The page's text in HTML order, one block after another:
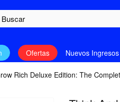
Ofertas Nuevos Ingresos
Rich Deluxe Edition: The